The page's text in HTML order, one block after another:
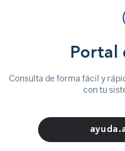
Portal
Consulta de forma fácil y
con tu